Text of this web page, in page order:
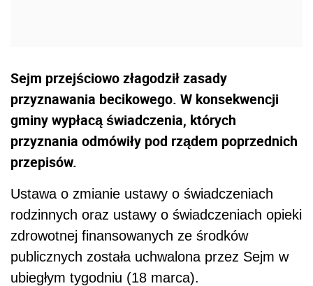
Sejm przejściowo złagodził zasady
przyznawania becikowego. W konsekwencji
gminy wypłacą świadczenia, których
przyznania odmówiły pod rządem poprzednich
przepisów.
Ustawa o zmianie ustawy o świadczeniach
rodzinnych oraz ustawy o świadczeniach opieki
zdrowotnej finansowanych ze środków
publicznych została uchwalona przez Sejm w
ubiegłym tygodniu (18 marca).